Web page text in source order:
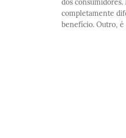
dos consumidores.
completamente
benefício. Outro, é